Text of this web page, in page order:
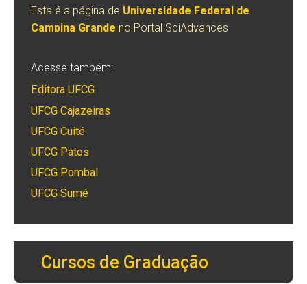
Esta é a página de Universidade Federal de
Campina Grande no Portal SciAdvances
Acesse também:
Editora UFCG
UFCG Cajazeiras
UFCG Cuité
UFCG Patos
UFCG Pombal
UFCG Sumé
Cursos de Graduação